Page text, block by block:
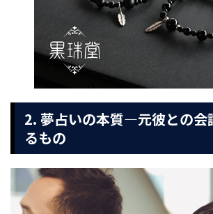
2. 夢占いの本質—元彼との会
るもの